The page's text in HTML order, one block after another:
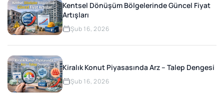
Kentsel Dönüşüm Bölgelerinde Güncel Fiyat
Artışları
Şub 16, 2026
Kiralık Konut Piyasasında Arz – Talep Dengesi
Şub 16, 2026